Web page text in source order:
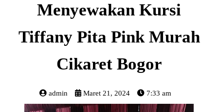
Menyewakan Kursi
Tiffany Pita Pink Murah
Cikaret Bogor
admin Maret 21, 2024 7:33 am